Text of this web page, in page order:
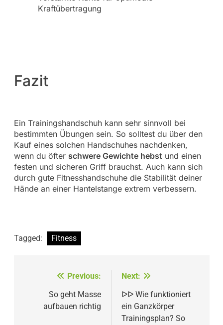
Kraftübertragung
Fazit
Ein Trainingshandschuh kann sehr sinnvoll bei
bestimmten Übungen sein. So solltest du über den
Kauf eines solchen Handschuhes nachdenken,
wenn du öfter schwere Gewichte hebstund einen
festen und sicheren Griff brauchst. Auch kann sich
durch gute Fitnesshandschuhe die Stabilität deiner
Hände an einer Hantelstange extrem verbessern.
Tagged: Fitness
Beitragsnavigation
Previous:
So geht Masse
aufbauen richtig
Next:
ᐅᐅ Wie funktioniert
ein Ganzkörper
Trainingsplan? So